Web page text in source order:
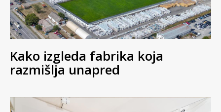
Kako izgleda fabrika koja
razmišlja unapred